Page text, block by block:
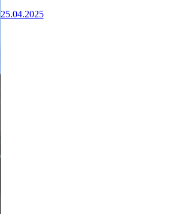
25.04.2025